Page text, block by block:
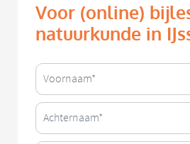
Voor (online)
natuurkunde in